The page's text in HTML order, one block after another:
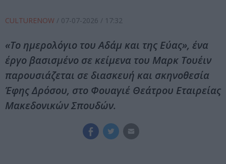
CULTURENOW / 07-07-2026 / 17:32
«Το ημερολόγιο του Αδάμ και της Εύας», ένα
έργο βασισμένο σε κείμενα του Μαρκ Τουέιν
παρουσιάζεται σε διασκευή και σκηνοθεσία
Έφης Δρόσου, στο Φουαγιέ Θεάτρου Εταιρείας
Μακεδονικών Σπουδών.